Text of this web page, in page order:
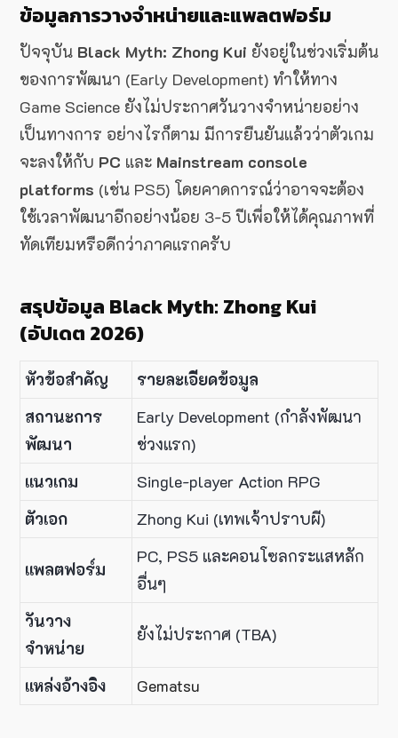
ข้อมูลการวางจำหน่ายและแพลตฟอร์ม
ปัจจุบัน Black Myth: Zhong Kui ยังอยู่ในช่วงเริ่มต้น
ของการพัฒนา (Early Development) ทำให้ทาง
Game Science ยังไม่ประกาศวันวางจำหน่ายอย่าง
เป็นทางการ อย่างไรก็ตาม มีการยืนยันแล้วว่าตัวเกม
จะลงให้กับ PC และ Mainstream console
platforms (เช่น PS5) โดยคาดการณ์ว่าอาจจะต้อง
ใช้เวลาพัฒนาอีกอย่างน้อย 3-5 ปีเพื่อให้ได้คุณภาพที่
ทัดเทียมหรือดีกว่าภาคแรกครับ
สรุปข้อมูล Black Myth: Zhong Kui
(อัปเดต 2026)
หัวข้อสำคัญ
รายละเอียดข้อมูล
สถานะการ
พัฒนา
Early Development (กำลังพัฒนา
ช่วงแรก)
แนวเกม
Single-player Action RPG
ตัวเอก
Zhong Kui (เทพเจ้าปราบผี)
แพลตฟอร์ม
PC, PS5 และคอนโซลกระแสหลัก
อื่นๆ
วันวาง
จำหน่าย
ยังไม่ประกาศ (TBA)
แหล่งอ้างอิง Gematsu